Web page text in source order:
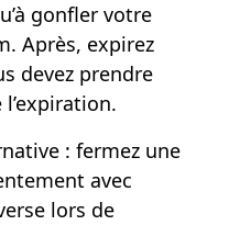
gonfler votre
Après, expirez
devez prendre
: fermez une
avec
lors de